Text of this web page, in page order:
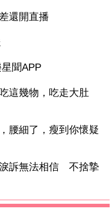
還開直播
聞APP
這幾物，吃走大肚
腰細了，瘦到你懷疑
訴無法相信 不捨摯